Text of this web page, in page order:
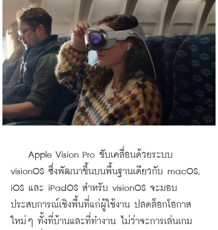
Apple Vision Pro ขับเคลื่อนด้วยระบบ
visionOS ซึ่งพัฒนาขึ้นบนพื้นฐานเดียวกับ macOS,
iOS และ iPadOS สำหรับ visionOS จะมอบ
ประสบการณ์เชิงพื้นที่แก่ผู้ใช้งาน ปลดล็อกโอกาส
ใหม่ๆ ทั้งที่บ้านและที่ทำงาน ไม่ว่าจะการเล่นเกม